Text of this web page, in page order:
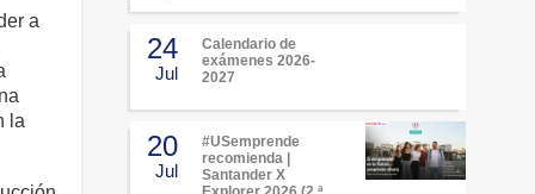
a
la
24
Jul
Calendario de
exámenes 2026-
2027
20
Jul
#USemprende
recomienda |
Santander X